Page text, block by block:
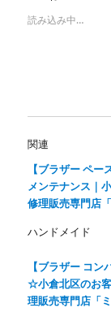
e
r
ウ
で
開
き
ま
す
て
(
新
し
い
ウ
で
開
き
ま
す
読み込み中…
関連
【ブラザー ペ
メンテナンス｜
修理販売専門店
ハンドメイド
【ブラザー コ
☆小倉北区のお
理販売専門店「